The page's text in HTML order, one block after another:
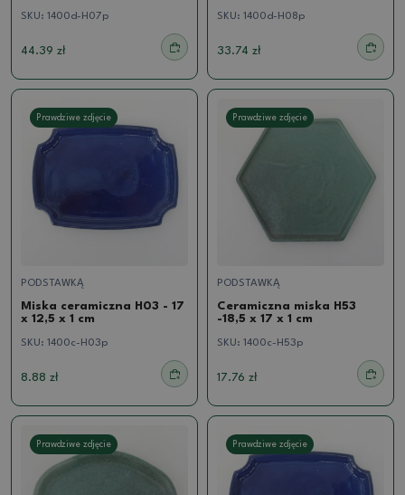
SKU: 1400d-H07p
44.39 zł
SKU: 1400d-H08p
33.74 zł
Prawdziwe zdjęcie
PODSTAWKĄ
Miska ceramiczna H03 - 17
x 12,5 x 1 cm
SKU: 1400c-H03p
8.88 zł
Prawdziwe zdjęcie
PODSTAWKĄ
Ceramiczna miska H53
-18,5 x 17 x 1 cm
SKU: 1400c-H53p
17.76 zł
Prawdziwe zdjęcie Prawdziwe zdjęcie